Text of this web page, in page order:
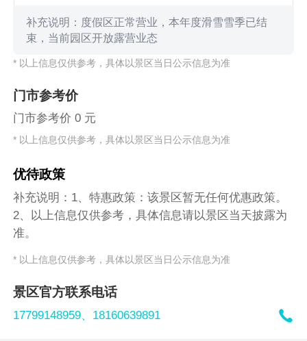
补充说明：度假区正常营业，本年度滑雪雪季已结
束，当前园区开放露营业态
* 以上信息仅供参考，具体以景区当日公示信息为准
门市参考价
门市参考价 0 元
* 以上信息仅供参考，具体以景区当日公示信息为准
优待政策
补充说明：1、特惠政策：该景区暂无任何优惠政策。
2、以上信息仅供参考，具体信息请以景区当天披露为
准。
* 以上信息仅供参考，具体以景区当日公示信息为准
景区官方联系电话
17799148959、 18160639891 